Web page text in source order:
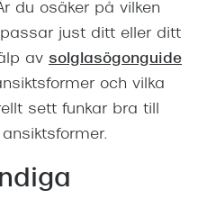
du osäker på vilken
just ditt eller ditt
av solglasögonguide
och vilka
sett funkar bra till